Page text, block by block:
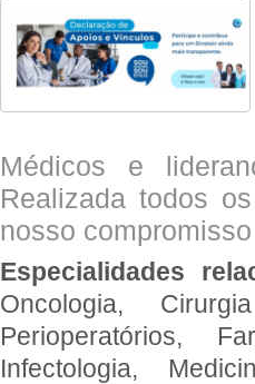
Médicos e
Realizada todos
nosso
Especialidades
Oncologia,
Perioperatórios,
Infectologia,